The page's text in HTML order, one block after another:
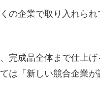
の企業で取り入れら
完成品全体まで仕上
は「新しい競合企業